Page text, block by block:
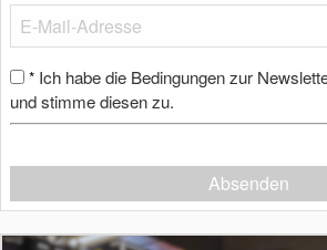
* Ich habe die Bedingungen zur
und stimme diesen zu.
Absenden